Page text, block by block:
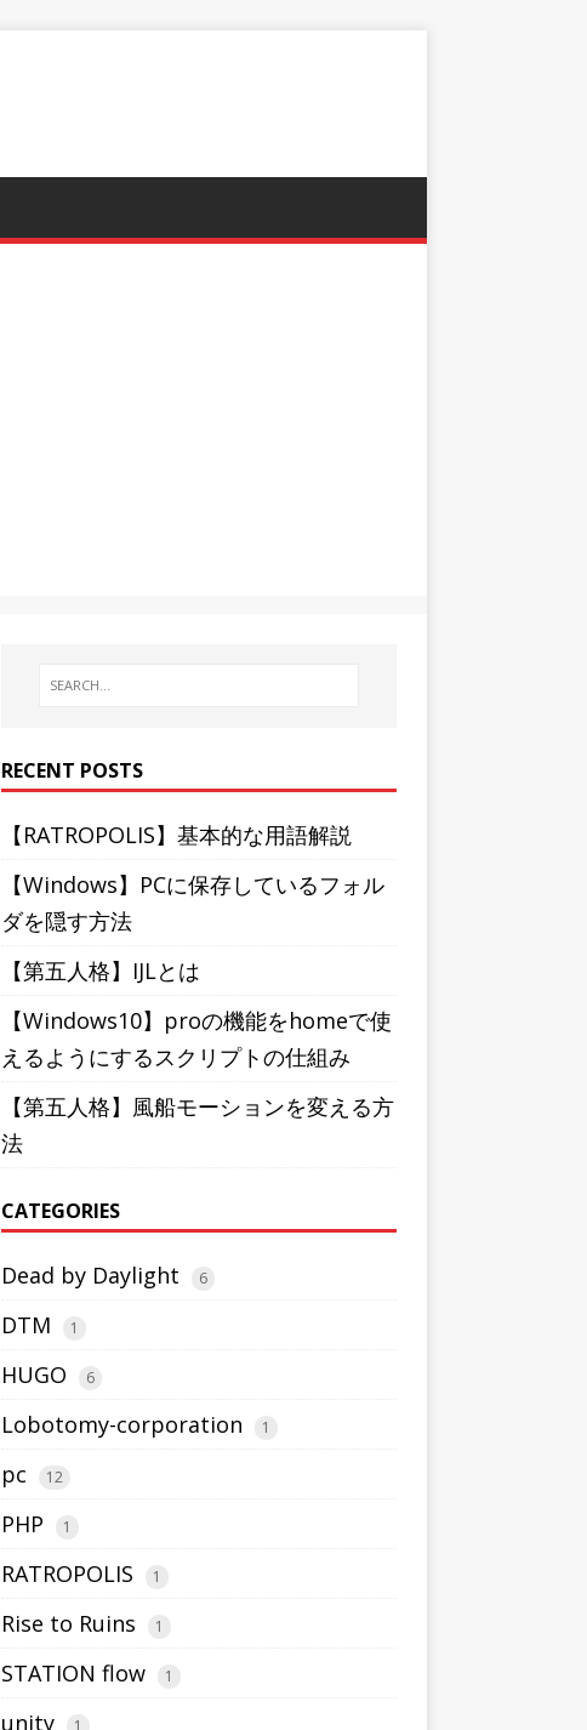
RECENT POSTS
【RATROPOLIS】基本的な用語解説
【Windows】PCに保存しているフォル
ダを隠す方法
【第五人格】IJLとは
【Windows10】proの機能をhomeで使
えるようにするスクリプトの仕組み
【第五人格】風船モーションを変える方
法
CATEGORIES
Dead by Daylight 6
DTM 1
HUGO 6
Lobotomy-corporation 1
pc 12
PHP 1
RATROPOLIS 1
Rise to Ruins 1
STATION flow 1
unity 1